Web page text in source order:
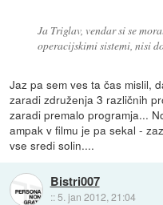
Ja Triglav, vendar si se
operacijskimi sistemi, nisi
Jaz pa sem ves ta čas mislil,
zaradi združenja 3 različnih
zaradi premalo programja...
ampak v filmu je pa sekal -
vse sredi solin....
Bistri007
:: 5. jan 2012, 21:04